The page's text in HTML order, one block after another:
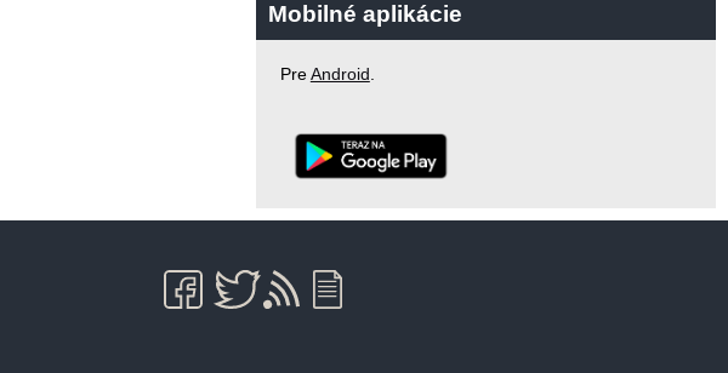
Mobilné aplikácie
PreAndroid